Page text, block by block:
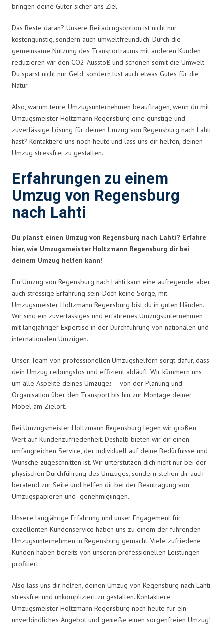
bringen deine Güter sicher ans Ziel.
Das Beste daran? Unsere Beiladungsoption ist nicht nur
kostengünstig, sondern auch umweltfreundlich. Durch die
gemeinsame Nutzung des Transportraums mit anderen Kunden
reduzieren wir den CO2-Ausstoß und schonen somit die Umwelt.
Du sparst nicht nur Geld, sondern tust auch etwas Gutes für die
Natur.
Also, warum teure Umzugsunternehmen beauftragen, wenn du mit
Umzugsmeister Holtzmann Regensburg eine günstige und
zuverlässige Lösung für deinen Umzug von Regensburg nach Lahti
hast? Kontaktiere uns noch heute und lass uns dir helfen, deinen
Umzug stressfrei zu gestalten.
Erfahrungen zu einem
Umzug von Regensburg
nach Lahti
Du planst einen Umzug von Regensburg nach Lahti? Erfahre
hier, wie Umzugsmeister Holtzmann Regensburg dir bei
deinem Umzug helfen kann!
Ein Umzug von Regensburg nach Lahti kann eine aufregende, aber
auch stressige Erfahrung sein. Doch keine Sorge, mit
Umzugsmeister Holtzmann Regensburg bist du in guten Händen.
Wir sind ein zuverlässiges und erfahrenes Umzugsunternehmen
mit langjähriger Expertise in der Durchführung von nationalen und
internationalen Umzügen.
Unser Team von professionellen Umzugshelfern sorgt dafür, dass
dein Umzug reibungslos und effizient abläuft. Wir kümmern uns
um alle Aspekte deines Umzuges – von der Planung und
Organisation über den Transport bis hin zur Montage deiner
Möbel am Zielort.
Bei Umzugsmeister Holtzmann Regensburg legen wir großen
Wert auf Kundenzufriedenheit. Deshalb bieten wir dir einen
umfangreichen Service, der individuell auf deine Bedürfnisse und
Wünsche zugeschnitten ist. Wir unterstützen dich nicht nur bei der
physischen Durchführung des Umzuges, sondern stehen dir auch
beratend zur Seite und helfen dir bei der Beantragung von
Umzugspapieren und -genehmigungen.
Unsere langjährige Erfahrung und unser Engagement für
exzellenten Kundenservice haben uns zu einem der führenden
Umzugsunternehmen in Regensburg gemacht. Viele zufriedene
Kunden haben bereits von unseren professionellen Leistungen
profitiert.
Also lass uns dir helfen, deinen Umzug von Regensburg nach Lahti
stressfrei und unkompliziert zu gestalten. Kontaktiere
Umzugsmeister Holtzmann Regensburg noch heute für ein
unverbindliches Angebot und genieße einen sorgenfreien Umzug!